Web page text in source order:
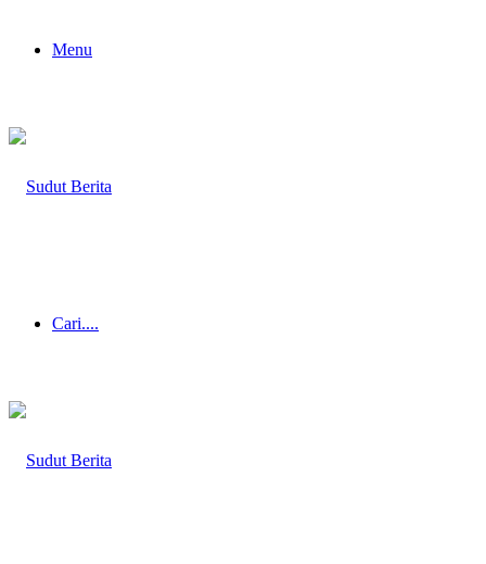
Menu
Cari....